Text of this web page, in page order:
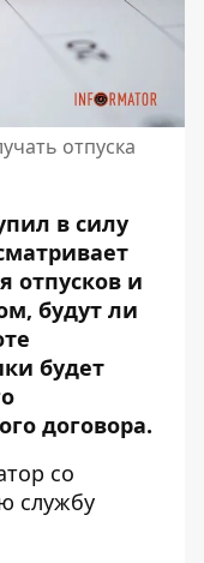
отпуска
в силу
отпусков и
будут ли
будет
договора.
со
службу